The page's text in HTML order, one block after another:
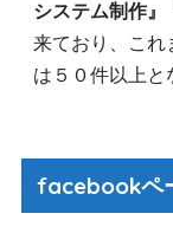
システム制作』
来ており、これ
は５０件以上と
facebookペ